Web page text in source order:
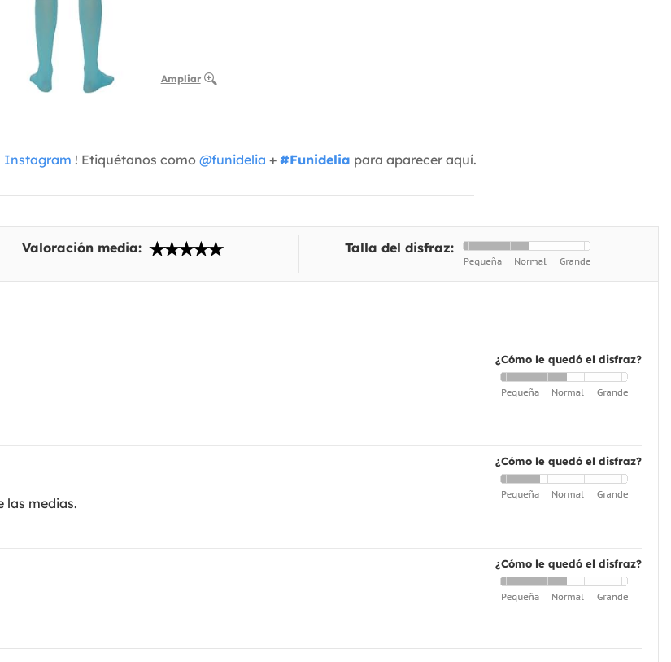
Ampliar
Instagram ! Etiquétanos como @funidelia + #Funidelia para aparecer aquí.
Valoración media: Talla del disfraz:
¿Cómo le quedó el disfraz?
¿Cómo le quedó el disfraz?
las medias.
¿Cómo le quedó el disfraz?